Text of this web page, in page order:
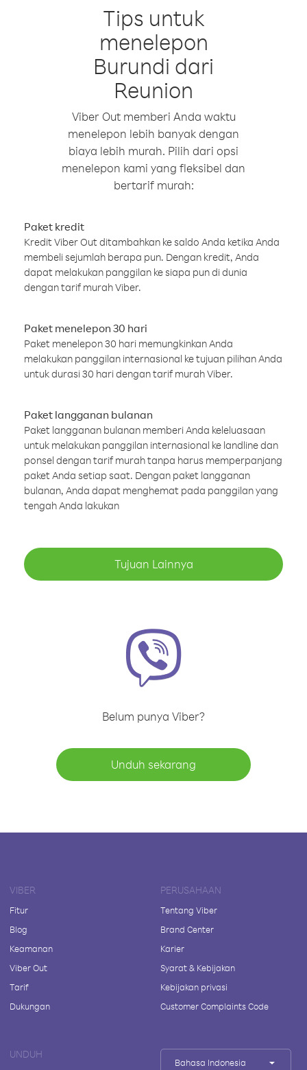
Tips untuk
menelepon
Burundi dari
Reunion
Viber Out memberi Anda waktu
menelepon lebih banyak dengan
biaya lebih murah. Pilih dari opsi
menelepon kami yang fleksibel dan
bertarif murah:
Paket kredit
Kredit Viber Out ditambahkan ke saldo Anda ketika Anda
membeli sejumlah berapa pun. Dengan kredit, Anda
dapat melakukan panggilan ke siapa pun di dunia
dengan tarif murah Viber.
Paket menelepon 30 hari
Paket menelepon 30 hari memungkinkan Anda
melakukan panggilan internasional ke tujuan pilihan Anda
untuk durasi 30 hari dengan tarif murah Viber.
Paket langganan bulanan
Paket langganan bulanan memberi Anda keleluasaan
untuk melakukan panggilan internasional ke landline dan
ponsel dengan tarif murah tanpa harus memperpanjang
paket Anda setiap saat. Dengan paket langganan
bulanan, Anda dapat menghemat pada panggilan yang
tengah Anda lakukan
Tujuan Lainnya
Belum punya Viber?
Unduh sekarang
VIBER
Fitur
Blog
Keamanan
Viber Out
Tarif
Dukungan
PERUSAHAAN
Tentang Viber
Brand Center
Karier
Syarat & Kebijakan
Kebijakan privasi
Customer Complaints Code
UNDUH
Bahasa Indonesia